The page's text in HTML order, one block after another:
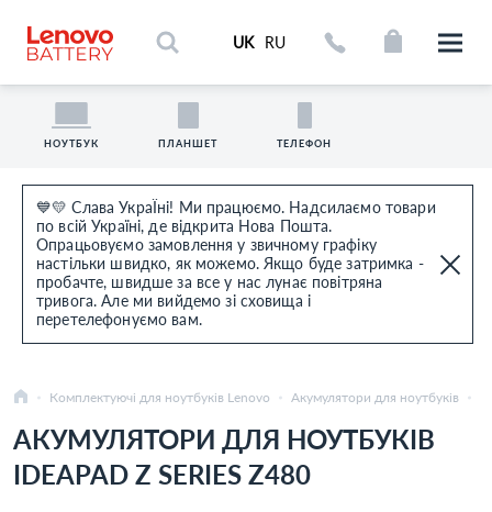
💙💛 Слава УкраЇні! Ми працюємо. Надсилаємо товари
по всій Україні, де відкрита Нова Пошта.
Опрацьовуємо замовлення у звичному графіку
настільки швидко, як можемо. Якщо буде затримка -
пробачте, швидше за все у нас лунає повітряна
тривога. Але ми вийдемо зі сховища і
перетелефонуємо вам.
UK RU
НОУТБУК ПЛАНШЕТ ТЕЛЕФОН
Комплектуючі для ноутбуків Lenovo Акумулятори для ноутбуків
АКУМУЛЯТОРИ ДЛЯ НОУТБУКІВ
IDEAPAD Z SERIES Z480